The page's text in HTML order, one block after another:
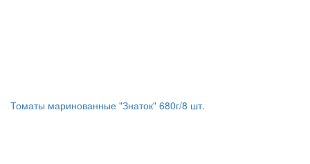
Томаты маринованные "Знаток" 680г/8 шт.